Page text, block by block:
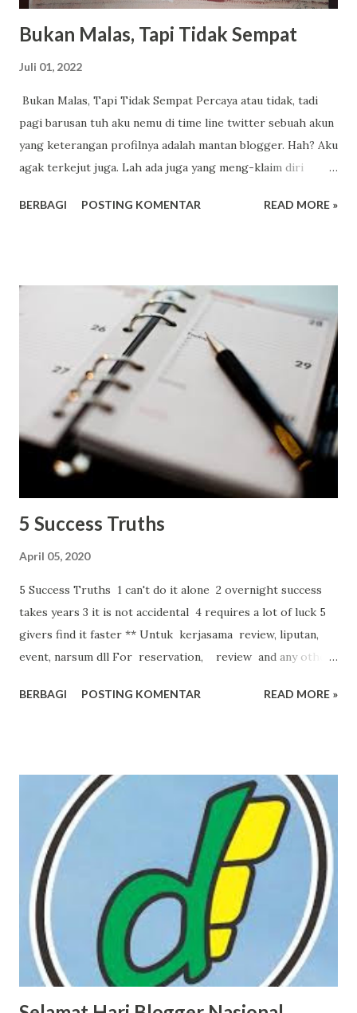
Bukan Malas, Tapi Tidak Sempat
Juli 01, 2022
Bukan Malas, Tapi Tidak Sempat Percaya atau tidak, tadi
pagi barusan tuh aku nemu di time line twitter sebuah akun
yang keterangan profilnya adalah mantan blogger. Hah? Aku
agak terkejut juga. Lah ada juga yang meng-klaim diri
semacam profesi seperti writer atau author alias penulis
lagi se-hits dan se-hype seperti kemarin-kemarin. Mungkin
karena berbagai platform media sosial pada dasarnya juga
sudah menjadi semacam mini blog baik bagi penulis (pemilik
akun) maupun bagi pembaca (follower ataupun non
follower). Ah tapi apa yang tidak mungkin di dunia fana ini
ya kan. Wong aku saja tahu-tahu, pelan-pelan, sadar tak
sadar, lama-lama kok tidak banyak nge-buzz seperti dulu.
Karena ternyata tidak ada dalam grup buzzer, sehingga
tidak mengetahui update job dan sema...
BERBAGI POSTING KOMENTAR READ MORE »
5 Success Truths
April 05, 2020
5 Success Truths 1 can't do it alone 2 overnight success
takes years 3 it is not accidental 4 requires a lot of luck 5
givers find it faster ** Untuk kerjasama review, liputan,
event, narsum dll For reservation, review and any other
085701591957 (sms/wa) Line: diannafi57 Email:
BERBAGI POSTING KOMENTAR READ MORE »